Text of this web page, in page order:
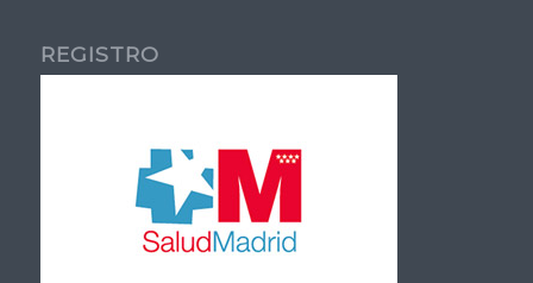
REGISTRO